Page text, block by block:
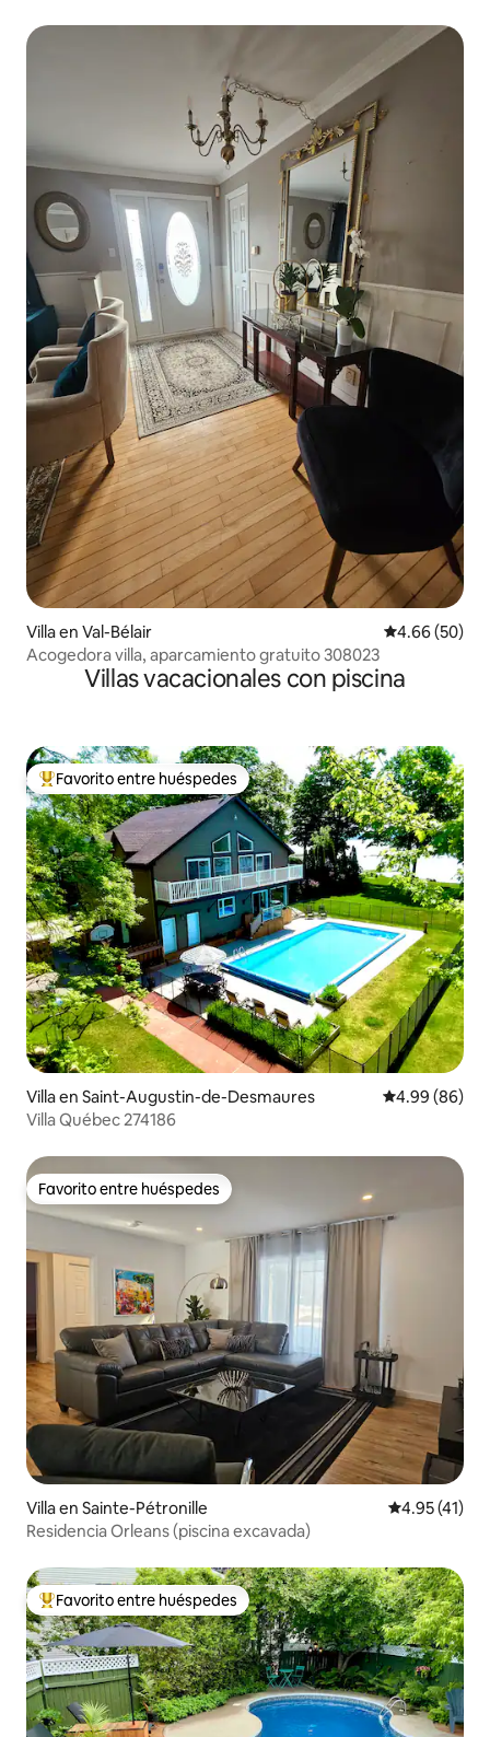
Villa en Val-Bélair Calificación
4.66 (50)
Acogedora villa, aparcamiento gratuito 308023
Villas vacacionales con piscina
Favorito entre huéspedes preferido
Favorito entre huéspedes
Villa en Saint-Augustin-de-Desmaures Calificación
4.99 (86)
Villa Québec 274186
Favorito entre huéspedes
Favorito entre huéspedes
Villa en Sainte-Pétronille Calificación
4.95 (41)
Residencia Orleans (piscina excavada)
Favorito entre huéspedes preferido
Favorito entre huéspedes